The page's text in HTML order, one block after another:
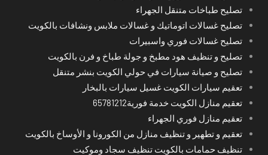
تصليح طباخات متنقل الجهراء
تصليح غسالات اتوماتيك و غسالات ملابس ونشافات بالكويت
تصليح غسالات فوري واسبيرات
تصليح و تنظيف هود مطبخ و جولة طباخ و فرن بالكويت
تصليح و صيانة سيارات في حولي الكويت بنشر متنقل
تعقيم سيارات الكويت غسيل سيارات بالبخار
تعقيم منازل الكويت خدمة فورية65781212
تعقيم منازل فوري الجهراء
تعقيم و تطهير و تنظيف منازل من الكورونا و الأوساخ بالكويت
تنظيف حمامات بالكويت تنظيف سجاد وموكيت